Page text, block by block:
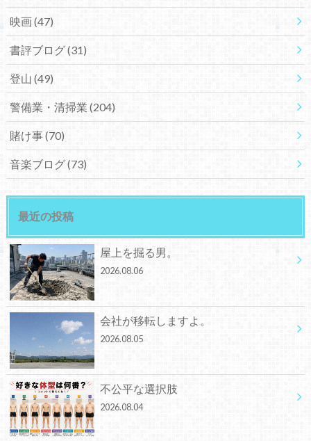
映画(47)
書評ブログ(31)
登山 (49)
警備業・清掃業 (204)
賭け事(70)
音楽ブログ(73)
最近の投稿
屋上を掘る男。
2026.08.06
会社が移転しますよ。
2026.08.05
不公平な選択肢
2026.08.04